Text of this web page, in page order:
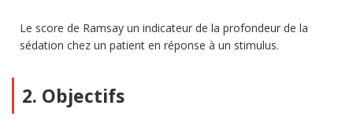
Le score de Ramsay un indicateur de la profondeur de la
sédation chez un patient en réponse à un stimulus.
2. Objectifs